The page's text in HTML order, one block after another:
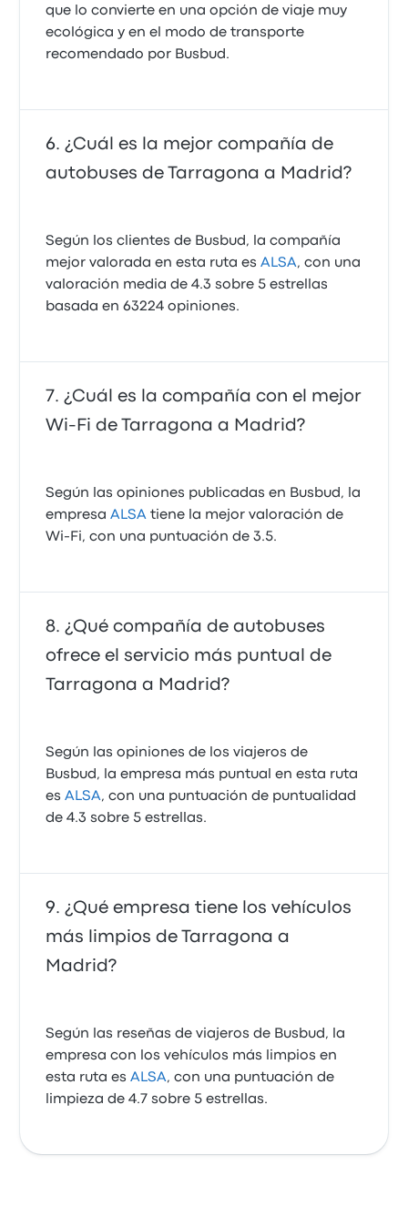
que lo convierte en una opción de viaje muy
ecológica y en el modo de transporte
recomendado por Busbud.
¿Cuál es la mejor compañía de
autobuses de Tarragona a Madrid?
Según los clientes de Busbud, la compañía
mejor valorada en esta ruta esALSA, con una
valoración media de 4.3 sobre 5 estrellas
basada en 63224 opiniones.
¿Cuál es la compañía con el mejor
Wi‑Fi de Tarragona a Madrid?
Según las opiniones publicadas en Busbud, la
empresaALSA tiene la mejor valoración de
Wi‑Fi, con una puntuación de 3.5.
¿Qué compañía de autobuses
ofrece el servicio más puntual de
Tarragona a Madrid?
Según las opiniones de los viajeros de
Busbud, la empresa más puntual en esta ruta
esALSA, con una puntuación de puntualidad
de 4.3 sobre 5 estrellas.
¿Qué empresa tiene los vehículos
más limpios de Tarragona a
Madrid?
Según las reseñas de viajeros de Busbud, la
empresa con los vehículos más limpios en
esta ruta esALSA, con una puntuación de
limpieza de 4.7 sobre 5 estrellas.